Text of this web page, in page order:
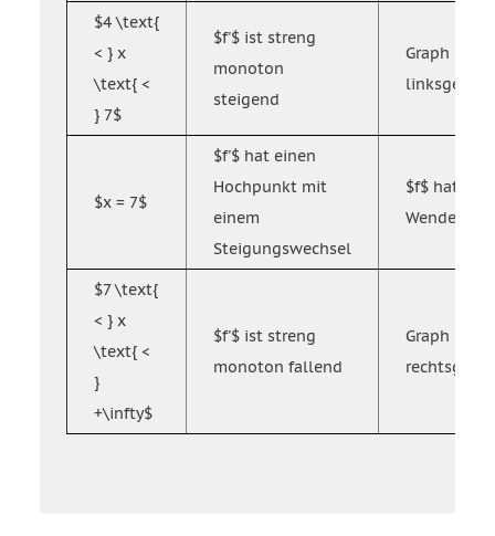
$4 \text{
< } x
\text{ <
} 7$
$f'$ ist streng
monoton
steigend
Graph $f$
$x = 7$
$f'$ hat einen
Hochpunkt mit
einem
Steigungswechsel
$f$ hat
$7 \text{
< } x
\text{ <
}
+\infty$
$f'$ ist streng
monoton fallend
Graph $f$